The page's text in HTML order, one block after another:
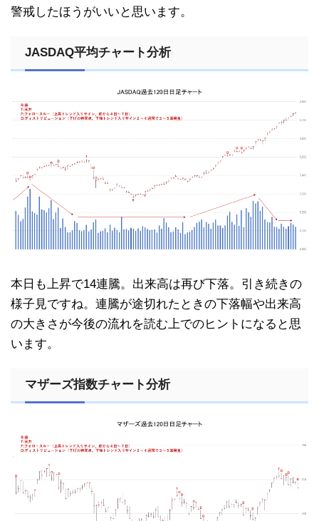
警戒したほうがいいと思います。
JASDAQ平均チャート分析
本日も上昇で14連騰。出来高は再び下落。引き続きの
様子見ですね。連騰が途切れたときの下落幅や出来高
の大きさが今後の流れを読む上でのヒントになると思
います。
マザーズ指数チャート分析